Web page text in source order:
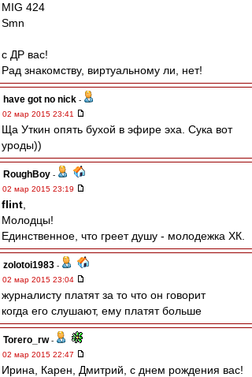
MIG 424
Smn
с ДР вас!
Рад знакомству, виртуальному ли, нет!
have got no nick -
02 мар 2015 23:41
Ща Уткин опять бухой в эфире эха. Сука вот
уроды))
RoughBoy -
02 мар 2015 23:19
flint
Молодцы!
Единственное, что греет душу - молодежка ХК.
zolotoi1983 -
02 мар 2015 23:04
журналисту платят за то что он говорит
когда его слушают, ему платят больше
Torero_rw-
02 мар 2015 22:47
Ирина, Карен, Дмитрий, с днем рождения вас!